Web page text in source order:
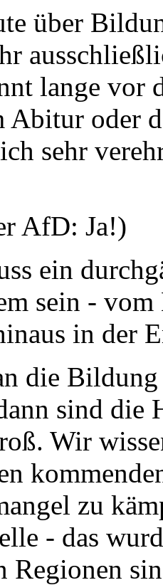
über
lange vor
oder
sehr
AfD: Ja!)
ein
sein -
in der
die
sind die
Wir
zu
- das
Regionen